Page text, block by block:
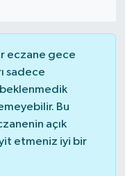
eczane gece
sadece
Bu
açık
etmeniz iyi bir